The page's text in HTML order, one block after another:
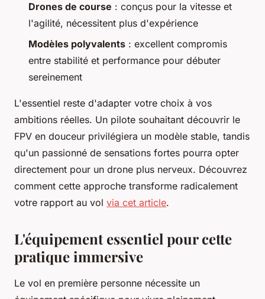
Drones de course : conçus pour la vitesse et
l'agilité, nécessitent plus d'expérience
Modèles polyvalents : excellent compromis
entre stabilité et performance pour débuter
sereinement
L'essentiel reste d'adapter votre choix à vos
ambitions réelles. Un pilote souhaitant découvrir le
FPV en douceur privilégiera un modèle stable, tandis
qu'un passionné de sensations fortes pourra opter
directement pour un drone plus nerveux. Découvrez
comment cette approche transforme radicalement
votre rapport au vol via cet article.
L'équipement essentiel pour cette
pratique immersive
Le vol en première personne nécessite un